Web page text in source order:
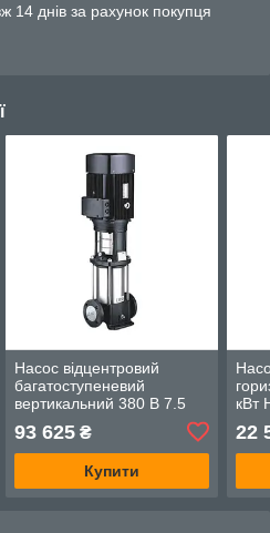
14 днів за рахунок покупця
Насос відцентровий
багатоступеневий
вертикальний 380 В 7.5
217(167) л/хв неірж LEO
3.0
93 625₴
Купити
кВт
22